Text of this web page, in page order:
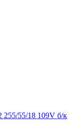
255/55/18 109V б/к